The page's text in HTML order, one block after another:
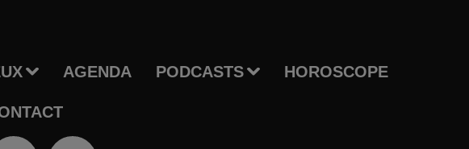
AGENDA PODCASTS HOROSCOPE